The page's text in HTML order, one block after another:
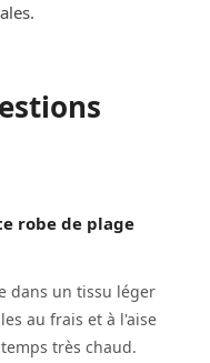
robe de plage
dans un tissu léger
au frais et à l'aise
très chaud.